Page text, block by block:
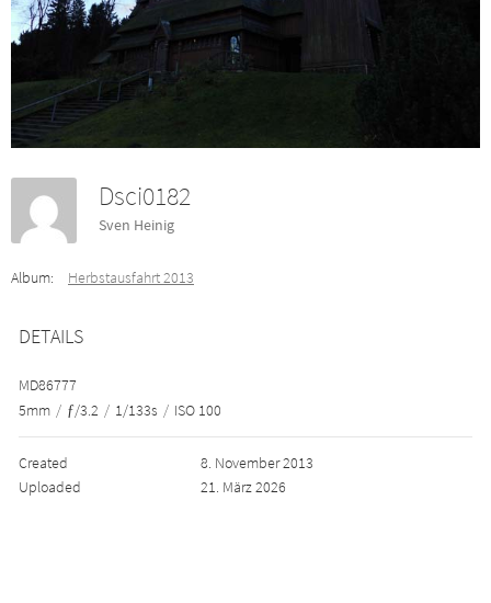
Dsci0182
Sven Heinig
Album: Herbstausfahrt 2013
DETAILS
MD86777
5mm / ƒ/3.2 / 1/133s / ISO 100
Created
8. November 2013
Uploaded
21. März 2026